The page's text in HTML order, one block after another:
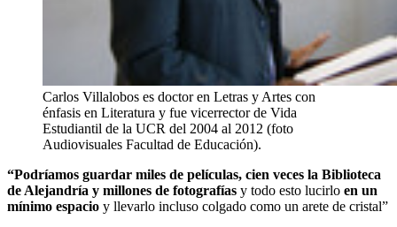
Carlos Villalobos es doctor en Letras y Artes con
énfasis en Literatura y fue vicerrector de Vida
Estudiantil de la UCR del 2004 al 2012 (foto
Audiovisuales Facultad de Educación).
“Podríamos guardar miles de películas, cien veces la Biblioteca
de Alejandría y millones de fotografías y todo esto lucirlo en un
mínimo espacio y llevarlo incluso colgado como un arete de cristal”